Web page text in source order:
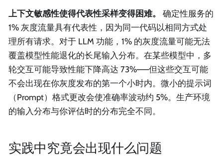
上下文敏感性使得代表性采样变得困难。
确定性服务的
1% 灰度流量具有代表性，因为同一代码以相同方式处
理所有请求。对于 LLM 功能，1% 的灰度流量可能无法
覆盖模型性能退化的长尾输入分布。在某些模型中，多
轮交互可能导致性能下降高达 73%——但这些交互可能
不会出现在你灰度发布的第一个小时内。微小的提示词
（Prompt）格式更改会使准确率波动约 5%。生产环境
的输入分布与你评估时的分布完全不同。
实践中究竟会出现什么问题